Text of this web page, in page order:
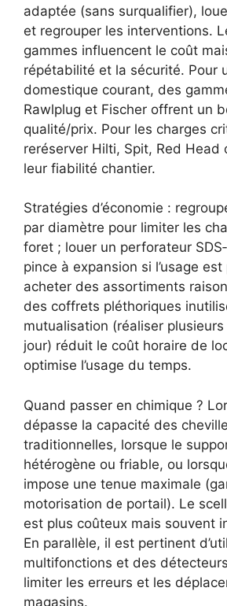
adaptée (sans surqualifier),
et regrouper les interventions.
gammes influencent le coût
répétabilité et la sécurité. Pour
domestique courant, des
Rawlplug et Fischer offrent un
qualité/prix. Pour les charges
reréserver Hilti, Spit, Red Head
leur fiabilité chantier.
Stratégies d’économie :
par diamètre pour limiter les
foret ; louer un perforateur
pince à expansion si l’usage
acheter des assortiments
des coffrets pléthoriques
mutualisation (réaliser
jour) réduit le coût horaire de
optimise l’usage du temps.
Quand passer en chimique ?
dépasse la capacité des
traditionnelles, lorsque le
hétérogène ou friable, ou
impose une tenue maximale
motorisation de portail). Le
est plus coûteux mais souvent
En parallèle, il est pertinent
multifonctions et des détecteurs
limiter les erreurs et les
magasins.